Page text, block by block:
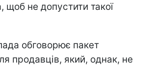
щоб не допустити такої
обговорює пакет
продавців, який, однак, не